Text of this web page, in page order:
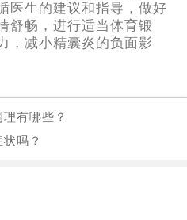
医生的建议和指导，做好
舒畅，进行适当体育锻
，减小精囊炎的负面影
有哪些？
吗？